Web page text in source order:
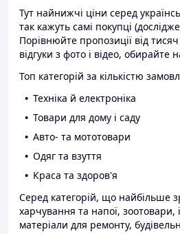
Тут найнижчі ціни серед
так кажуть самі покупці
Порівнюйте пропозиції від
відгуки з фото і відео, обирайте
Топ категорій за кількістю
Техніка й електроніка
Товари для дому і саду
Авто- та мототовари
Одяг та взуття
Краса та здоров'я
Серед категорій, що найбільше
харчування та напої, зоотовари,
матеріали для ремонту,